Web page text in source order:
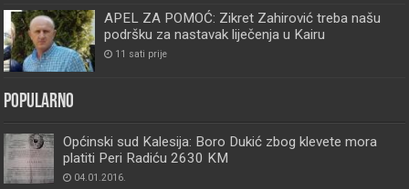
APEL ZA POMOĆ: Zikret Zahirović treba našu
podršku za nastavak liječenja u Kairu
11 sati prije
Popularno
Općinski sud Kalesija: Boro Dukić zbog klevete mora
platiti Peri Radiću 2630 KM
04.01.2016.